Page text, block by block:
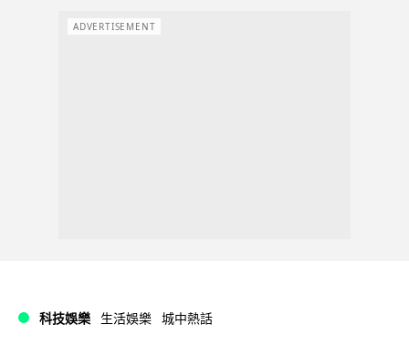
ADVERTISEMENT
科技娛樂 生活娛樂 城中熱話